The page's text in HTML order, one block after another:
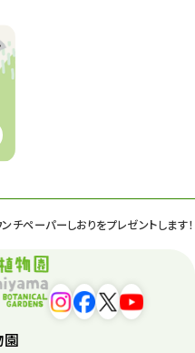
チペーパーしおりをプレゼントします！